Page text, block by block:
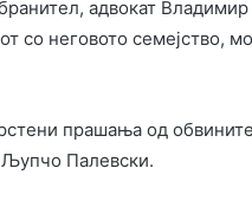
адвокат
со неговото семејство,
прашања од
Палевски.